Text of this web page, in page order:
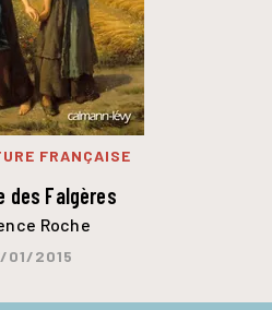
FRANÇAISE
des Falgères
Roche
01/2015